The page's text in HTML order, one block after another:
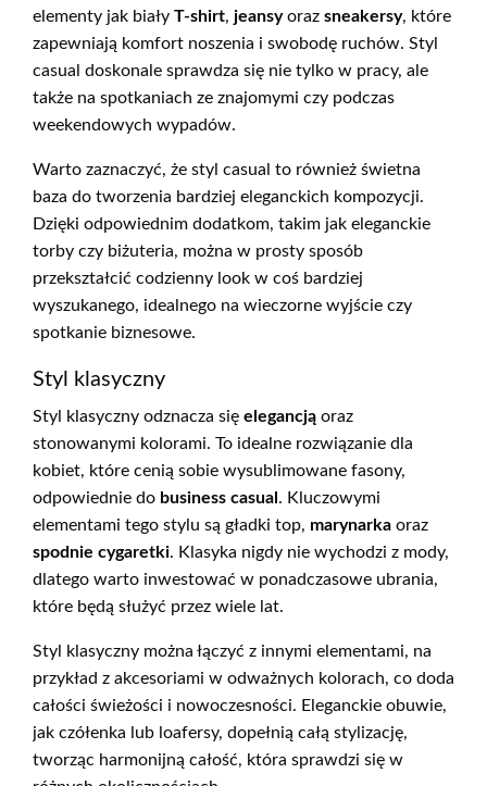
elementy jak biały T-shirt, jeansyoraz sneakersy, które
zapewniają komfort noszenia i swobodę ruchów. Styl
casual doskonale sprawdza się nie tylko w pracy, ale
także na spotkaniach ze znajomymi czy podczas
weekendowych wypadów.
Warto zaznaczyć, że styl casual to również świetna
baza do tworzenia bardziej eleganckich kompozycji.
Dzięki odpowiednim dodatkom, takim jak eleganckie
torby czy biżuteria, można w prosty sposób
przekształcić codzienny look w coś bardziej
wyszukanego, idealnego na wieczorne wyjście czy
spotkanie biznesowe.
Styl klasyczny
Styl klasyczny odznacza się elegancją oraz
stonowanymi kolorami. To idealne rozwiązanie dla
kobiet, które cenią sobie wysublimowane fasony,
odpowiednie do business casual . Kluczowymi
elementami tego stylu są gładki top, marynarka oraz
spodnie cygaretki. Klasyka nigdy nie wychodzi z mody,
dlatego warto inwestować w ponadczasowe ubrania,
które będą służyć przez wiele lat.
Styl klasyczny można łączyć z innymi elementami, na
przykład z akcesoriami w odważnych kolorach, co doda
całości świeżości i nowoczesności. Eleganckie obuwie,
jak czółenka lub loafersy, dopełnią całą stylizację,
tworząc harmonijną całość, która sprawdzi się w